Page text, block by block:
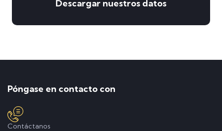
Descargar nuestros datos
Póngase en contacto con
Contáctanos